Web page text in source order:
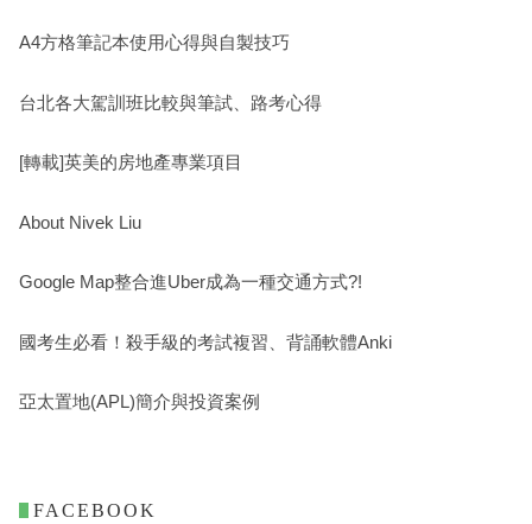
A4方格筆記本使用心得與自製技巧
台北各大駕訓班比較與筆試、路考心得
[轉載]英美的房地產專業項目
About Nivek Liu
Google Map整合進Uber成為一種交通方式?!
國考生必看！殺手級的考試複習、背誦軟體Anki
亞太置地(APL)簡介與投資案例
. FACEBOOK